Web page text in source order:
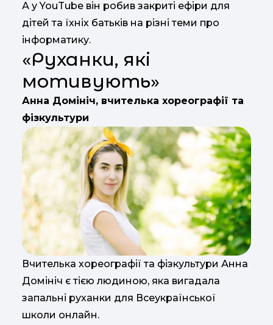
А у YouTube він робив закриті ефіри для
дітей та їхніх батьків на різні теми про
інформатику.
«Руханки, які
мотивують»
Анна Домініч, вчителька хореографії та
фізкультури
Вчителька хореографії та фізкультури Анна
Домініч є тією людиною, яка вигадала
запальні руханки для Всеукраїнської
школи онлайн.